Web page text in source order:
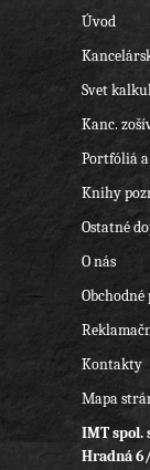
Úvod
Svet
Kanc.
Portfóliá
Knihy
Ostatné
O nás
Kontakty
Mapa
IMT spol.
Hradná